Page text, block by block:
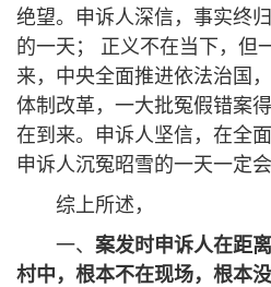
绝望。申诉人深信，事实终
的一天； 正义不在当下，但
来，中央全面推进依法治国
体制改革，一大批冤假错案
在到来。申诉人坚信，在全
申诉人沉冤昭雪的一天一定会
综上所述，
一、 案发时申诉人在距
村中，根本不在现场，根本